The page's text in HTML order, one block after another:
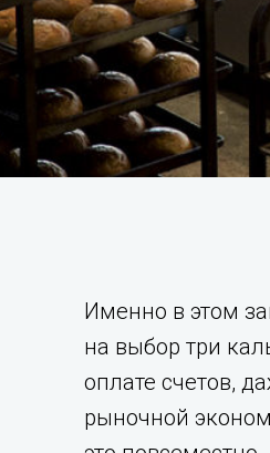
Именно в этом
на выбор три
оплате счетов,
рыночной